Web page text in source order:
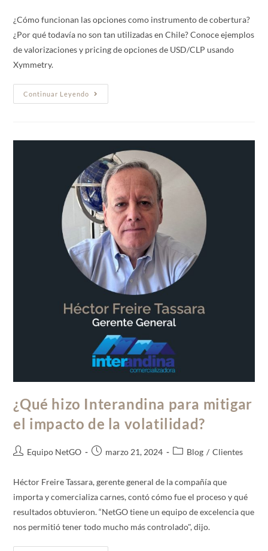
¿Cómo funcionan las opciones como instrumento de cobertura?
¿Por qué todavía no son tan utilizadas en Chile? Conoce ejemplos
de valorizaciones y pricing de opciones de USD/CLP usando
Xymmetry.
Continuar Leyendo
¿Qué hizo Interandina para mitigar
el impacto de la volatilidad?
Equipo NetGO marzo 21, 2024 Blog / Clientes
Héctor Freire Tassara, gerente general de la compañía que
importa y comercializa carnes, contó cómo fue el proceso y qué
resultados obtuvieron. “NetGO tiene un equipo de excelencia que
nos permitió tener todo mucho más controlado", dijo.